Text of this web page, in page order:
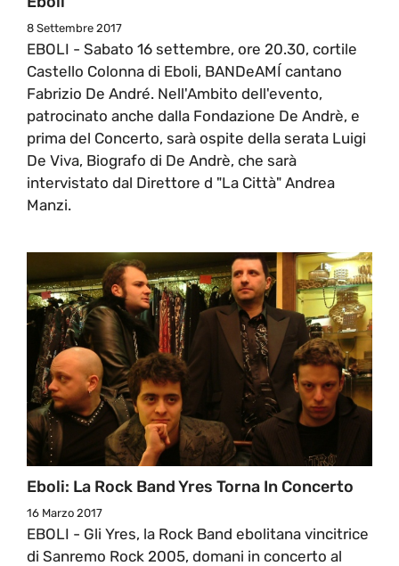
8 Settembre 2017
EBOLI - Sabato 16 settembre, ore 20.30, cortile
Castello Colonna di Eboli, BANDeAMÍ cantano
Fabrizio De André. Nell'Ambito dell'evento,
patrocinato anche dalla Fondazione De Andrè, e
prima del Concerto, sarà ospite della serata Luigi
De Viva, Biografo di De Andrè, che sarà
intervistato dal Direttore d "La Città" Andrea
Manzi.
Eboli: La Rock Band Yres Torna In Concerto
16 Marzo 2017
EBOLI - Gli Yres, la Rock Band ebolitana vincitrice
di Sanremo Rock 2005, domani in concerto al